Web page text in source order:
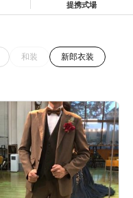
提携式場
和装 新郎衣装